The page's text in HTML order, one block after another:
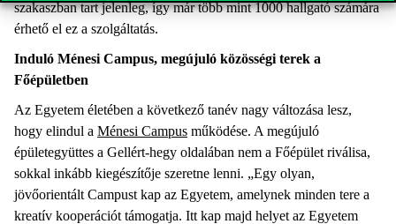
szakaszban tart jelenleg, így már több mint 1000 hallgató számára
érhető el ez a szolgáltatás.
Induló Ménesi Campus, megújuló közösségi terek a
Főépületben
Az Egyetem életében a következő tanév nagy változása lesz,
hogy elindul a Ménesi Campus működése. A megújuló
épületegyüttes a Gellért-hegy oldalában nem a Főépület riválisa,
sokkal inkább kiegészítője szeretne lenni. „Egy olyan,
jövőorientált Campust kap az Egyetem, amelynek minden tere a
kreatív kooperációt támogatja. Itt kap majd helyet az Egyetem